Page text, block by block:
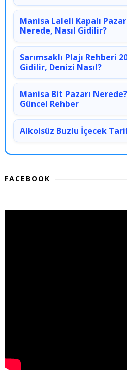
Manisa Laleli Kapalı
Nerede, Nasıl Gidilir?
Sarımsaklı Plajı Rehberi
Gidilir, Denizi Nasıl?
Manisa Bit Pazarı
Güncel Rehber
Alkolsüz Buzlu İçecek
FACEBOOK